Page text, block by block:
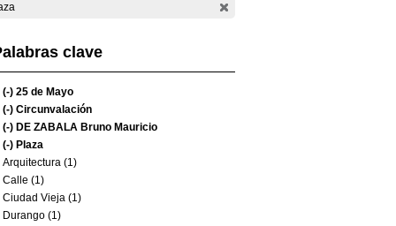
clave
(-) 25 de Mayo
(-) Circunvalación
(-) DE ZABALA Bruno Mauricio
(-) Plaza
Arquitectura (1)
Calle (1)
Ciudad Vieja (1)
Durango (1)